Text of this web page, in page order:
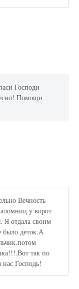
Господи
Помощи
Вечность
у ворот
Я отдала своим
было деток.А
так по
Господь!